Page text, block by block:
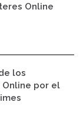
Online
los
Online por el